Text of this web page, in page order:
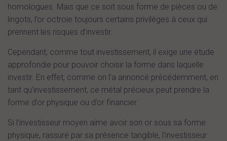
homologues. Mais que ce soit sous forme de pièces ou de
lingots, l’or octroie toujours certains privilèges à ceux qui
prennent les risques d’investir.
Cependant, comme tout investissement, il exige une étude
approfondie pour pouvoir choisir la forme dans laquelle
investir. En effet, comme on l’a annoncé précédemment, en
tant qu’investissement, ce métal précieux peut prendre la
forme d’or physique ou d’or financier.
Si l’investisseur moyen aime avoir son or sous sa forme
physique, rassuré par sa présence tangible, l’investisseur